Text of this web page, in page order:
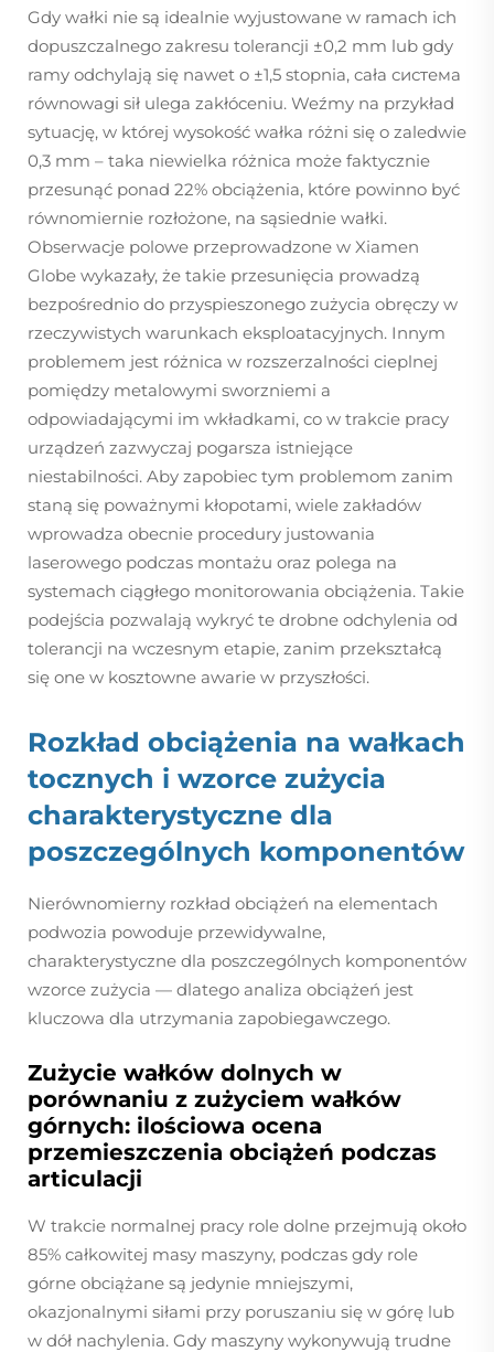
Gdy wałki nie są idealnie wyjustowane w ramach ich
dopuszczalnego zakresu tolerancji ±0,2 mm lub gdy
ramy odchylają się nawet o ±1,5 stopnia, cała система
równowagi sił ulega zakłóceniu. Weźmy na przykład
sytuację, w której wysokość wałka różni się o zaledwie
0,3 mm – taka niewielka różnica może faktycznie
przesunąć ponad 22% obciążenia, które powinno być
równomiernie rozłożone, na sąsiednie wałki.
Obserwacje polowe przeprowadzone w Xiamen
Globe wykazały, że takie przesunięcia prowadzą
bezpośrednio do przyspieszonego zużycia obręczy w
rzeczywistych warunkach eksploatacyjnych. Innym
problemem jest różnica w rozszerzalności cieplnej
pomiędzy metalowymi sworzniemi a
odpowiadającymi im wkładkami, co w trakcie pracy
urządzeń zazwyczaj pogarsza istniejące
niestabilności. Aby zapobiec tym problemom zanim
staną się poważnymi kłopotami, wiele zakładów
wprowadza obecnie procedury justowania
laserowego podczas montażu oraz polega na
systemach ciągłego monitorowania obciążenia. Takie
podejścia pozwalają wykryć te drobne odchylenia od
tolerancji na wczesnym etapie, zanim przekształcą
się one w kosztowne awarie w przyszłości.
Rozkład obciążenia na wałkach
tocznych i wzorce zużycia
charakterystyczne dla
poszczególnych komponentów
Nierównomierny rozkład obciążeń na elementach
podwozia powoduje przewidywalne,
charakterystyczne dla poszczególnych komponentów
wzorce zużycia — dlatego analiza obciążeń jest
kluczowa dla utrzymania zapobiegawczego.
Zużycie wałków dolnych w
porównaniu z zużyciem wałków
górnych: ilościowa ocena
przemieszczenia obciążeń podczas
articulacji
W trakcie normalnej pracy role dolne przejmują około
85% całkowitej masy maszyny, podczas gdy role
górne obciążane są jedynie mniejszymi,
okazjonalnymi siłami przy poruszaniu się w górę lub
w dół nachylenia. Gdy maszyny wykonywują trudne